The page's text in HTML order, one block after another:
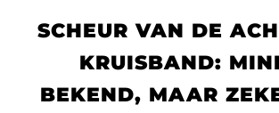
SCHEUR VAN DE
KRUISBAND:
BEKEND, MAAR